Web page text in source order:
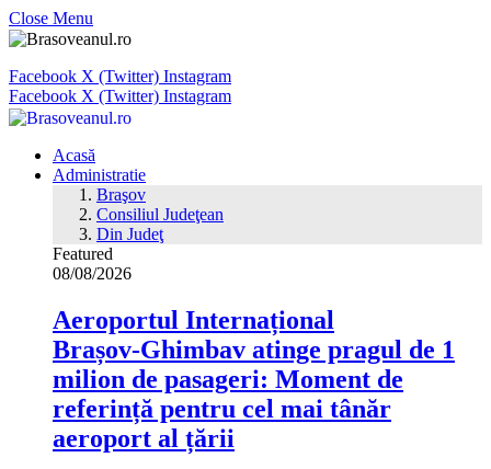
Close Menu
Facebook X (Twitter) Instagram
Facebook X (Twitter) Instagram
Acasă
Administratie
Braşov
Consiliul Judeţean
Din Judeţ
Featured
08/08/2026
Aeroportul Internațional
Brașov‑Ghimbav atinge pragul de 1
milion de pasageri: Moment de
referință pentru cel mai tânăr
aeroport al țării